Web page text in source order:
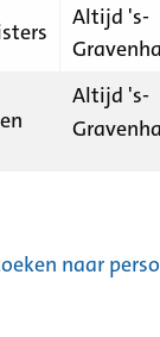
Altijd 's-
Altijd 's-
naar